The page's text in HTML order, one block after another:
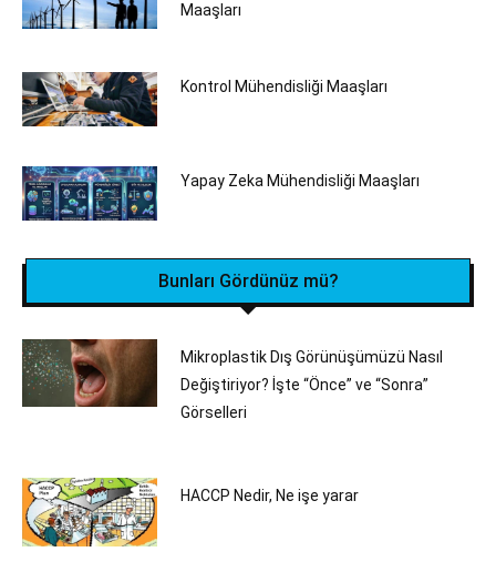
Maaşları
Kontrol Mühendisliği Maaşları
Yapay Zeka Mühendisliği Maaşları
Bunları Gördünüz mü?
Mikroplastik Dış Görünüşümüzü Nasıl
Değiştiriyor? İşte “Önce” ve “Sonra”
Görselleri
HACCP Nedir, Ne işe yarar